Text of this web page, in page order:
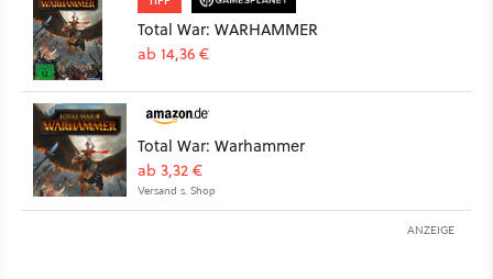
Total War: WARHAMMER
ab 14,36 €
Total War: Warhammer
ab 3,32 €
Versand s. Shop
ANZEIGE